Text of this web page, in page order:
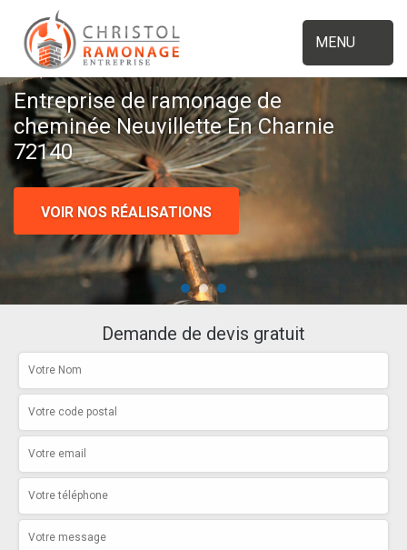
MENU
Entreprise de ramonage de
cheminée Neuvillette En Charnie
72140
VOIR NOS RÉALISATIONS
Demande de devis gratuit